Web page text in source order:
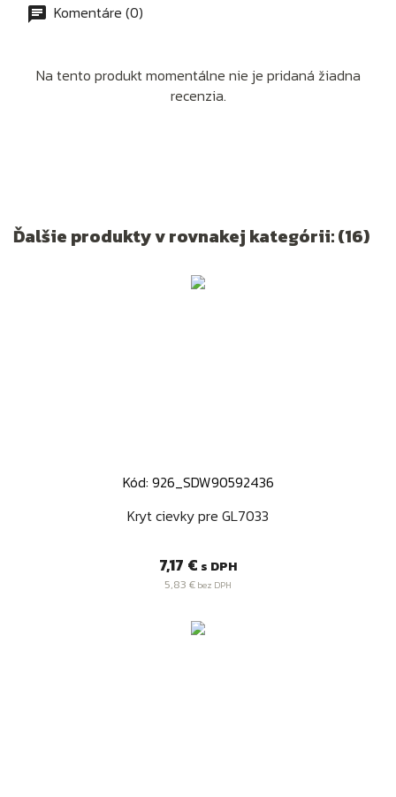
Komentáre (0)
Na tento produkt momentálne nie je pridaná žiadna
recenzia.
Ďalšie produkty v rovnakej kategórii: (16)
Kód: 926_SDW90592436
Kryt cievky pre GL7033
Cena
7,17 € s DPH
5,83 € bez DPH